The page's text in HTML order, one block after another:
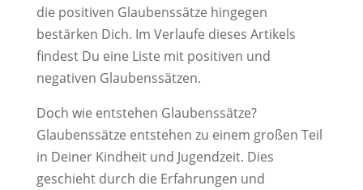
die positiven Glaubenssätze hingegen
bestärken Dich. Im Verlaufe dieses Artikels
findest Du eine Liste mit positiven und
negativen Glaubenssätzen.
Doch wie entstehen Glaubenssätze?
Glaubenssätze entstehen zu einem großen Teil
in Deiner Kindheit und Jugendzeit. Dies
geschieht durch die Erfahrungen und